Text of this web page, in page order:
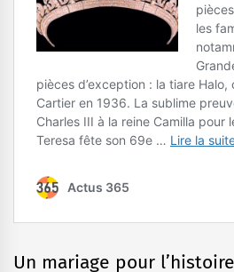
Un mariage pour l’histoire